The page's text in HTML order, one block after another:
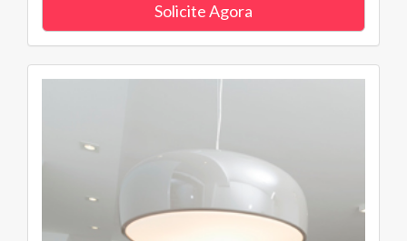
Solicite Agora